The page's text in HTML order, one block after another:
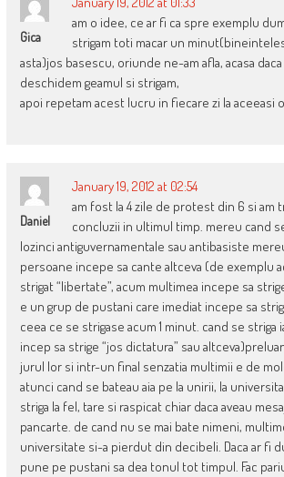
Gica
am o idee, ce ar fi ca spre exemplu
strigam toti macar un
asta)jos basescu, oriunde ne-am afla, acasa
deschidem geamul si strigam,
apoi repetam acest lucru in fiecare zi la aceeasi
Daniel
January 19, 2012 at 02:54
am fost la 4 zile de protest din 6 si am
concluzii in ultimul timp. mereu cand
lozinci antiguvernamentale sau antibasiste
persoane incepe sa cante altceva (de exemplu
strigat “libertate”, acum multimea incepe sa
e un grup de pustani care imediat incepe sa
ceea ce se strigase acum 1 minut. cand se striga
incep sa strige “jos dictatura” sau
jurul lor si intr-un final senzatia multimii e de
atunci cand se bateau aia pe la unirii, la
striga la fel, tare si raspicat chiar daca aveau
pancarte. de cand nu se mai bate nimeni,
universitate si-a pierdut din decibeli. Daca ar fi
pune pe pustani sa dea tonul tot timpul. Fac